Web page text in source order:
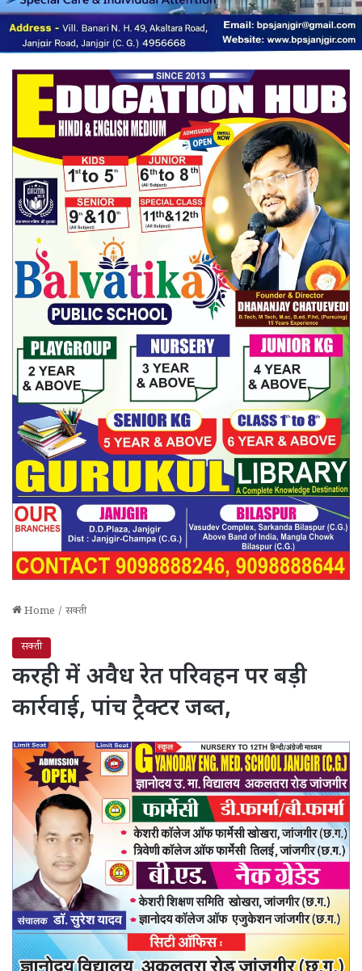
Home / सक्ती
सक्ती
करही में अवैध रेत परिवहन पर बड़ी
कार्रवाई, पांच ट्रैक्टर जब्त,